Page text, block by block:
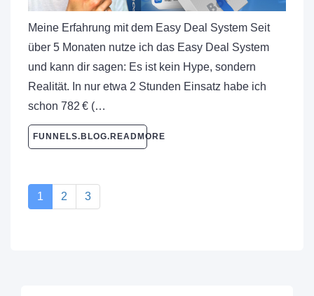
Meine Erfahrung mit dem Easy Deal System Seit
über 5 Monaten nutze ich das Easy Deal System
und kann dir sagen: Es ist kein Hype, sondern
Realität. In nur etwa 2 Stunden Einsatz habe ich
schon 782 € (…
FUNNELS.BLOG.READMORE
1 2 3